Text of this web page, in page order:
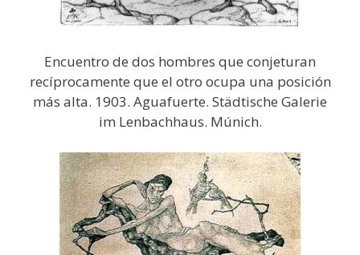
Encuentro de dos hombres que conjeturan
recíprocamente que el otro ocupa una posición
más alta. 1903. Aguafuerte. Städtische Galerie
im Lenbachhaus. Múnich.